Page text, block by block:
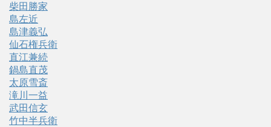
柴田勝家
島左近
島津義弘
仙石権兵衛
直江兼続
鍋島直茂
太原雪斎
滝川一益
武田信玄
竹中半兵衛